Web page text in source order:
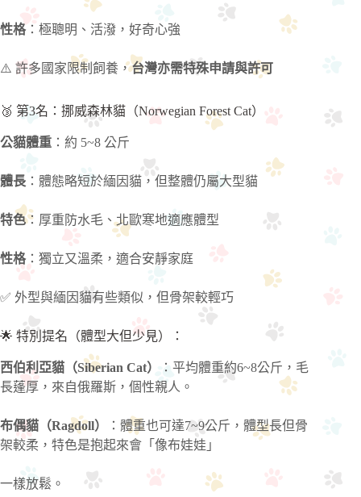
性格：極聰明、活潑，好奇心強
⚠️ 許多國家限制飼養，台灣亦需特殊申請與許可
🥉 第3名：挪威森林貓（Norwegian Forest Cat）
公貓體重 ：約 5~8 公斤
體長 ：體態略短於緬因貓，但整體仍屬大型貓
特色：厚重防水毛、北歐寒地適應體型
性格：獨立又溫柔，適合安靜家庭
✅ 外型與緬因貓有些類似，但骨架較輕巧
🌟 特別提名（體型大但少見）：
西伯利亞貓（Siberian Cat）
：平均體重約6~8公斤，毛
長蓬厚，來自俄羅斯，個性親人。
布偶貓（Ragdoll）
：體重也可達7~9公斤，體型長但骨
架較柔，特色是抱起來會「像布娃娃」
一樣放鬆。